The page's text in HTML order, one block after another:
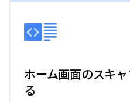
ホーム画面のスキ
る